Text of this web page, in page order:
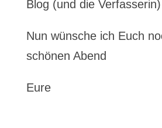
Blog (und die Verfasserin)
Nun wünsche ich Euch
schönen Abend
Eure